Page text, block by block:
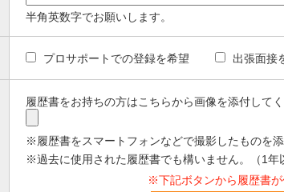
半角英数字でお願いします。
プロサポートでの登録を希望 出張面接
履歴書をお持ちの方はこちらから画像を添付して
※履歴書をスマートフォンなどで撮影したものを添
※過去に使用された履歴書でも構いません。（1年
※下記ボタンから履歴書が